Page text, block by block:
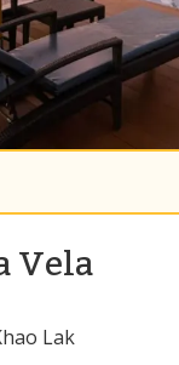
Vela
Lak